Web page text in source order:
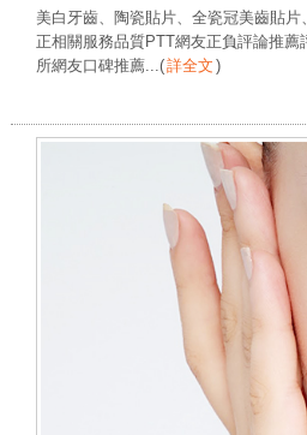
美白牙齒、陶瓷貼片、全瓷冠美齒貼
正相關服務品質PTT網友正負評論推薦
所網友口碑推薦...(詳全文 )